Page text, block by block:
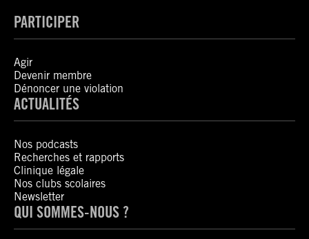
PARTICIPER
Agir
Devenir membre
Dénoncer une violation
ACTUALITÉS
Nos podcasts
Recherches et rapports
Clinique légale
Nos clubs scolaires
Newsletter
QUI SOMMES-NOUS ?